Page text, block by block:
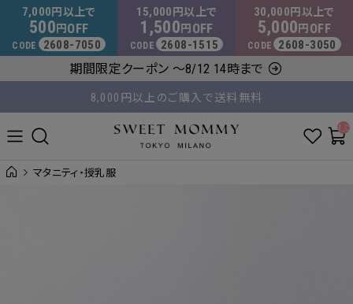
マタニティウェア・授乳服のスウィートマミー
7,000 円以上で
500 円 OFF
CODE 2608-7050
15,000 円以上で
1,500 円 OFF
CODE 2608-1515
30,000 円以上で
5,000 円 OFF
CODE 2608-3050
期間限定クーポン ～8/12 14時まで
8,000円以上のご購入で送料無料
平日14時 / 土日祝12時まで のご注文で当日出荷！
マタニティ・授乳服